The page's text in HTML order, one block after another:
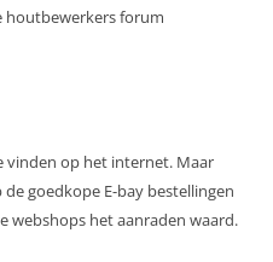
houtbewerkers forum
vinden op het internet. Maar
goedkope E-bay bestellingen
webshops het aanraden waard.